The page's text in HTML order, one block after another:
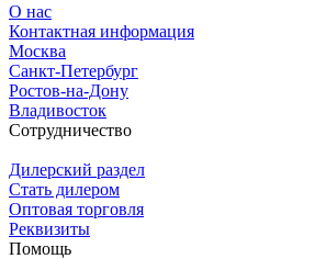
О нас
Контактная информация
Москва
Санкт-Петербург
Ростов-на-Дону
Владивосток
Сотрудничество
Дилерский раздел
Стать дилером
Оптовая торговля
Реквизиты
Помощь